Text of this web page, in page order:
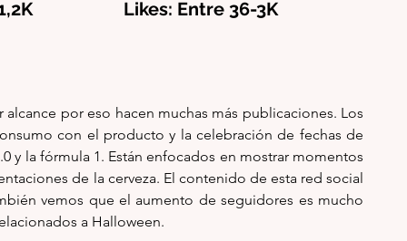
Likes: Entre 36-3K
por eso hacen muchas más publicaciones. Los
con el producto y la celebración de fechas de
y la fórmula 1. Están enfocados en mostrar momentos
de la cerveza. El contenido de esta red social
vemos que el aumento de seguidores es mucho
a Halloween.